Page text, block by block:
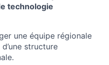
technologie
une équipe régionale
structure